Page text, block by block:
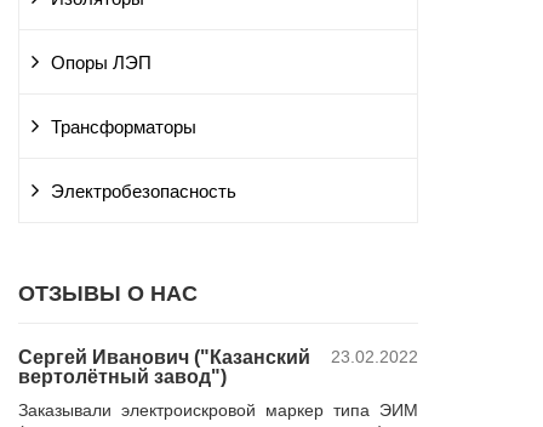
Опоры ЛЭП
Трансформаторы
Электробезопасность
ОТЗЫВЫ О НАС
Сергей Иванович ("Казанский
вертолётный завод")
23.02.2022
Заказывали электроискровой маркер типа ЭИМ
Владимир